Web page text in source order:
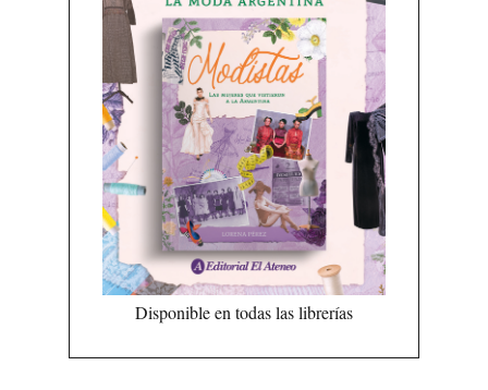
Disponible en todas las librerías